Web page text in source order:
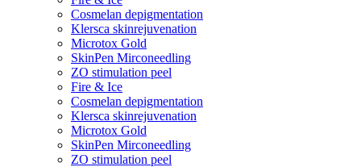
Cosmelan depigmentation
Klersca skinrejuvenation
Microtox Gold
SkinPen Mirconeedling
ZO stimulation peel
Fire & Ice
Cosmelan depigmentation
Klersca skinrejuvenation
Microtox Gold
SkinPen Mirconeedling
ZO stimulation peel